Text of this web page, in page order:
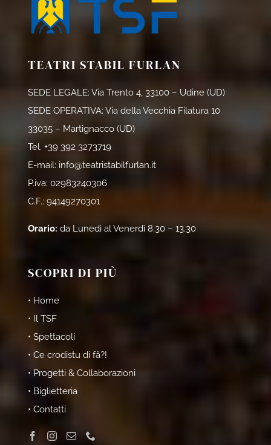
TEATRI STABIL FURLAN
SEDE LEGALE: Via Trento 4, 33100 – Udine (UD)
SEDE OPERATIVA: Via della Vecchia Filatura 10
33035 – Martignacco (UD)
Tel. +39 392 3273719
E-mail: info@teatristabilfurlan.it
P.iva: 02983240306
C.F.: 94149270301
Orario: da Lunedì al Venerdì 8.30 – 13.30
SCOPRI DI PIÙ
• Home
• Il TSF
• Spettacoli
• Ce crodistu di fâ?!
• Progetti & Collaborazioni
• Biglietteria
• Contatti